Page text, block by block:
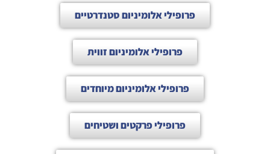
פרופילי אלומיניום סטנדרטיים
פרופילי אלומיניום זווית
פרופילי אלומיניום מיוחדים
פרופילי פרקטים ושטיחים